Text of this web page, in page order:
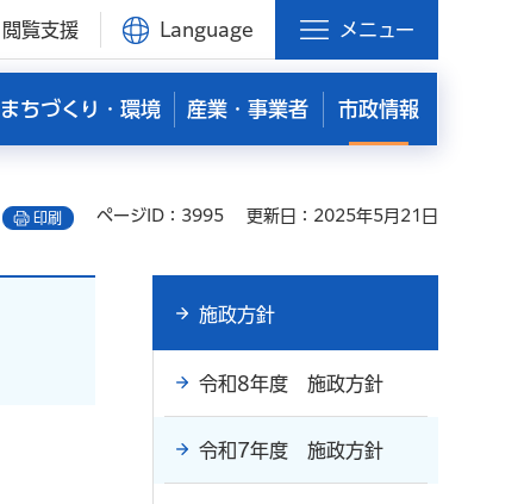
閲覧支援 Language メニュー
まちづくり・環境 産業・事業者 市政情報
印刷 ページID：3995 更新日：2025年5月21日
施政方針
令和8年度 施政方針
令和7年度 施政方針